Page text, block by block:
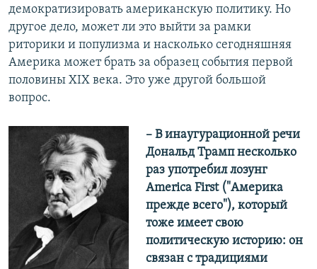
демократизировать американскую политику. Но
другое дело, может ли это выйти за рамки
риторики и популизма и насколько сегодняшняя
Америка может брать за образец события первой
половины XIX века. Это уже другой большой
вопрос.
– В инаугурационной речи
Дональд Трамп несколько
раз употребил лозунг
America First ("Америка
прежде всего"), который
тоже имеет свою
политическую историю: он
связан с традициями